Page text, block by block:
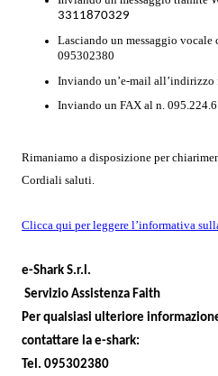
3311870329
Lasciando un messaggio
095302380
Inviando un’e-mail all’indirizzo
Inviando un FAX al n.
Rimaniamo a disposizione per
Cordiali saluti.
Clicca qui per leggere l’informativa
e-Shark S.r.l.
Servizio Assistenza Faith
Per qualsiasi ulteriore
contattare la e-shark:
Tel. 095302380